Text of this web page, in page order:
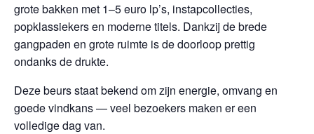
grote bakken met 1–5 euro lp’s, instapcollecties,
popklassiekers en moderne titels. Dankzij de brede
gangpaden en grote ruimte is de doorloop prettig
ondanks de drukte.
Deze beurs staat bekend om zijn energie, omvang en
goede vindkans — veel bezoekers maken er een
volledige dag van.